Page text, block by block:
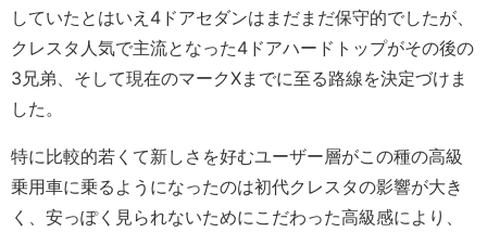
していたとはいえ4ドアセダンはまだまだ保守的でしたが、
クレスタ人気で主流となった4ドアハードトップがその後の
3兄弟、そして現在のマークXまでに至る路線を決定づけま
した。
特に比較的若くて新しさを好むユーザー層がこの種の高級
乗用車に乗るようになったのは初代クレスタの影響が大き
く、安っぽく見られないためにこだわった高級感により、